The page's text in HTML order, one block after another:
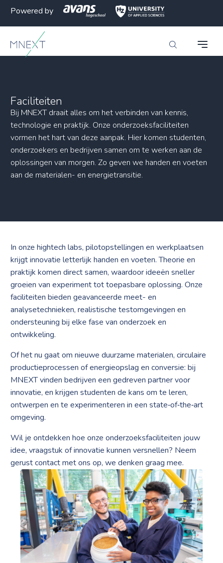
Powered by
Faciliteiten
Bij MNEXT draait alles om het verbinden van kennis,
technologie en praktijk. Onze onderzoeksfaciliteiten
vormen het hart van deze aanpak. Hier komen studenten,
onderzoekers en bedrijven samen om te werken aan de
oplossingen van morgen. Zo geven we handen en voeten
aan de materialen- en energietransitie.
In onze hightech labs, pilotopstellingen en werkplaatsen
krijgt innovatie letterlijk handen en voeten. Theorie en
praktijk komen direct samen, waardoor ideeën sneller
groeien van experiment tot toepasbare oplossing. Onze
faciliteiten bieden geavanceerde meet- en
analysetechnieken, realistische testomgevingen en
ondersteuning bij elke fase van onderzoek en
ontwikkeling.
Of het nu gaat om nieuwe duurzame materialen, circulaire
productieprocessen of energieopslag en conversie: bij
MNEXT vinden bedrijven een gedreven partner voor
innovatie, en krijgen studenten de kans om te leren,
ontwerpen en te experimenteren in een state‑of‑the‑art
omgeving.
Wil je ontdekken hoe onze onderzoeksfaciliteiten jouw
idee, vraagstuk of innovatie kunnen versnellen? Neem
gerust contact met ons op, we denken graag mee.